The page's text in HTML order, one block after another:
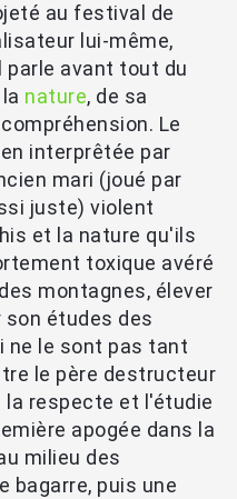
au festival de
lui-même,
parle avant tout du
nature, de sa
Le
interprêtée par
mari (joué par
juste) violent
et la nature qu'ils
toxique avéré
montagnes, élever
études des
ne le sont pas tant
le père destructeur
la respecte et l'étudie
apogée dans la
milieu des
bagarre, puis une